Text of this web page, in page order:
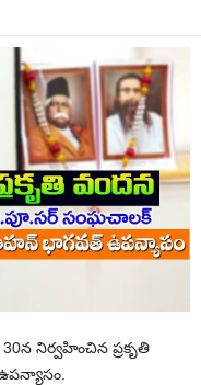
నిర్వహించిన ప్రకృతి